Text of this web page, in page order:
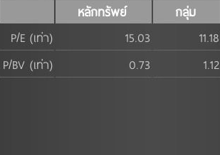
หลักทรัพย์
กลุ่ม
P/E (เท่า)
15.03 11.18
P/BV (เท่า)
0.73 1.12